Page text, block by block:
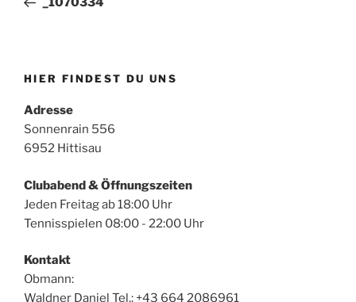
HIER FINDEST DU UNS
Adresse
Sonnenrain 556
6952 Hittisau
Clubabend & Öffnungszeiten
Jeden Freitag ab 18:00 Uhr
Tennisspielen 08:00 - 22:00 Uhr
Kontakt
Obmann:
Waldner Daniel Tel.: +43 664 2086961